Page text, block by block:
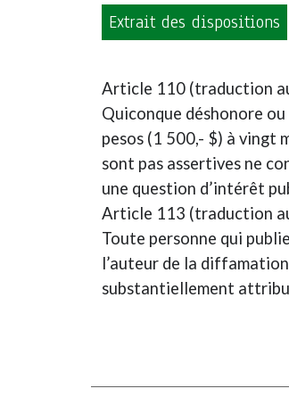
Extrait des dispositions
Article 110 (traduction
Quiconque déshonore
pesos (1 500,- $) à vingt
sont pas assertives ne
une question d’intérêt
Article 113 (traduction
Toute personne qui
l’auteur de la
substantiellement